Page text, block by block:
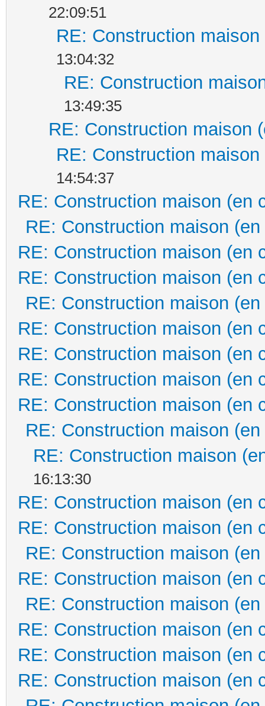
22:09:51
RE: Construction
13:04:32
RE: Construction
13:49:35
RE: Construction maison
RE: Construction
14:54:37
RE: Construction maison (en
RE: Construction maison
RE: Construction maison (en
RE: Construction maison (en
RE: Construction maison
RE: Construction maison (en
RE: Construction maison (en
RE: Construction maison (en
RE: Construction maison (en
RE: Construction maison
RE: Construction maison
16:13:30
RE: Construction maison (en
RE: Construction maison (en
RE: Construction maison
RE: Construction maison (en
RE: Construction maison
RE: Construction maison (en
RE: Construction maison (en
RE: Construction maison (en